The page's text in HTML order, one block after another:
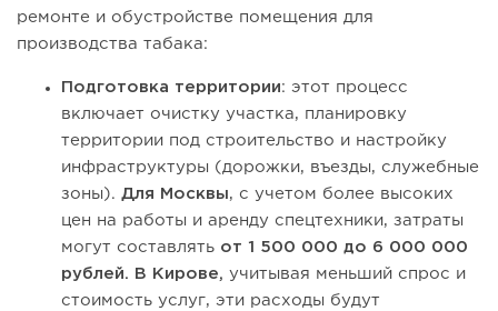
ремонте и обустройстве помещения для
производства табака:
Подготовка территории: этот процесс
включает очистку участка, планировку
территории под строительство и настройку
инфраструктуры (дорожки, въезды, служебные
зоны). Для Москвы, с учетом более высоких
цен на работы и аренду спецтехники, затраты
могут составлять от 1 500 000 до 6 000 000
рублей.
В Кирове, учитывая меньший спрос и
стоимость услуг, эти расходы будут